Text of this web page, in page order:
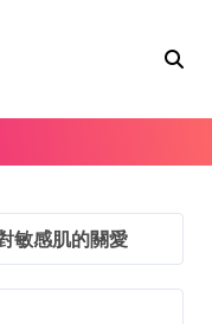
敏感肌的關愛